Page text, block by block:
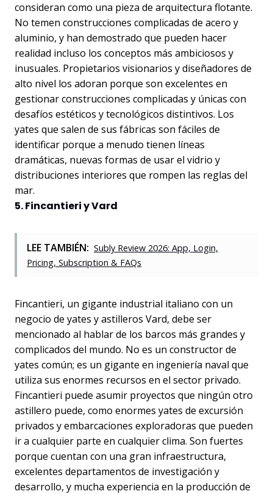
consideran como una pieza de arquitectura flotante.
No temen construcciones complicadas de acero y
aluminio, y han demostrado que pueden hacer
realidad incluso los conceptos más ambiciosos y
inusuales. Propietarios visionarios y diseñadores de
alto nivel los adoran porque son excelentes en
gestionar construcciones complicadas y únicas con
desafíos estéticos y tecnológicos distintivos. Los
yates que salen de sus fábricas son fáciles de
identificar porque a menudo tienen líneas
dramáticas, nuevas formas de usar el vidrio y
distribuciones interiores que rompen las reglas del
mar.
5. Fincantieri y Vard
LEE TAMBIÉN: Subly Review 2026: App, Login,
Pricing, Subscription & FAQs
Fincantieri, un gigante industrial italiano con un
negocio de yates y astilleros Vard, debe ser
mencionado al hablar de los barcos más grandes y
complicados del mundo. No es un constructor de
yates común; es un gigante en ingeniería naval que
utiliza sus enormes recursos en el sector privado.
Fincantieri puede asumir proyectos que ningún otro
astillero puede, como enormes yates de excursión
privados y embarcaciones exploradoras que pueden
ir a cualquier parte en cualquier clima. Son fuertes
porque cuentan con una gran infraestructura,
excelentes departamentos de investigación y
desarrollo, y mucha experiencia en la producción de